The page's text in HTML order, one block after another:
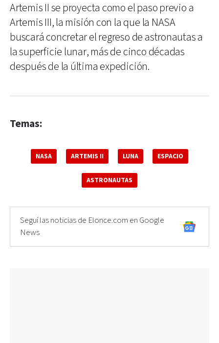
Artemis II se proyecta como el paso previo a
Artemis III, la misión con la que la NASA
buscará concretar el regreso de astronautas a
la superficie lunar, más de cinco décadas
después de la última expedición.
Temas:
NASA ARTEMIS II LUNA ESPACIO
ASTRONAUTAS
Seguí las noticias de Elonce.com en Google
News